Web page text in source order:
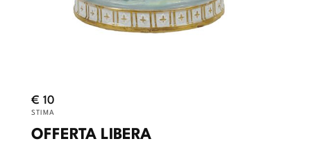
€ 10
STIMA
OFFERTA LIBERA